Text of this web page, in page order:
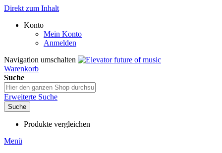
Direkt zum Inhalt
Konto
Mein Konto
Anmelden
Navigation umschalten
Warenkorb
Suche
Erweiterte Suche
Suche
Produkte vergleichen
Menü